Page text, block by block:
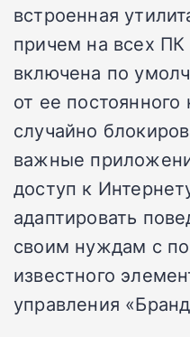
встроенная
причем на всех ПК
включена по
от ее
случайно
важные
доступ к
адаптировать
своим нуждам с
известного
управления